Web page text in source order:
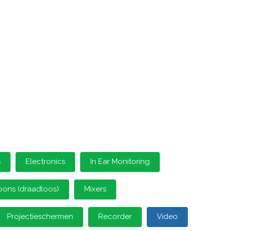
Electronics In Ear Monitoring
(draadloos) Mixers
Projectieschermen Recorder Video